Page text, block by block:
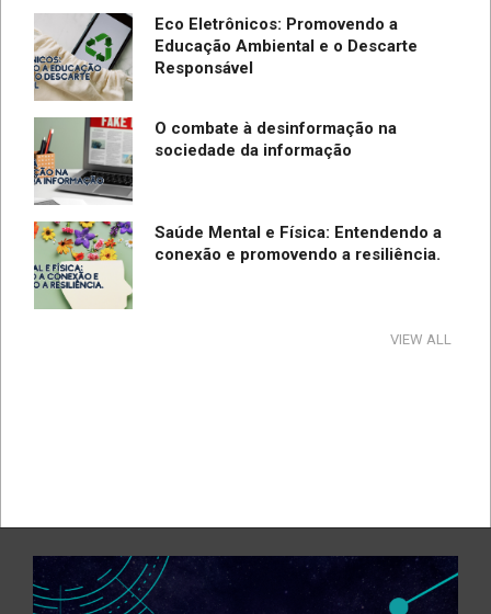
Eco Eletrônicos: Promovendo a
Educação Ambiental e o Descarte
Responsável
O combate à desinformação na
sociedade da informação
Saúde Mental e Física: Entendendo a
conexão e promovendo a resiliência.
Tecnologia e Direito na Sociedade da
na cultura e na sociedade no período
de pandemia e pós-pandemia
VIEW ALL